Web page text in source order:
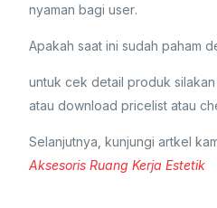
nyaman bagi user.
Apakah saat ini sudah paham
untuk cek detail produk
atau download pricelist atau
Selanjutnya, kunjungi artkel
Aksesoris Ruang Kerja Estetik